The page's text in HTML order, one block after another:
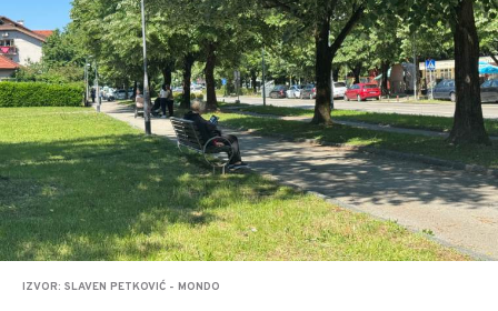
IZVOR: SLAVEN PETKOVIĆ - MONDO